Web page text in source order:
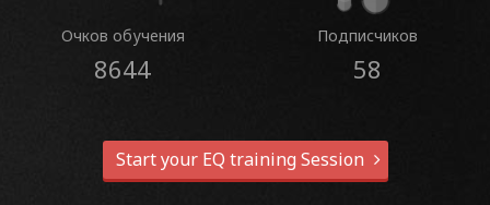
Очков обучения
8644
Подписчиков
58
Start your EQ training Session